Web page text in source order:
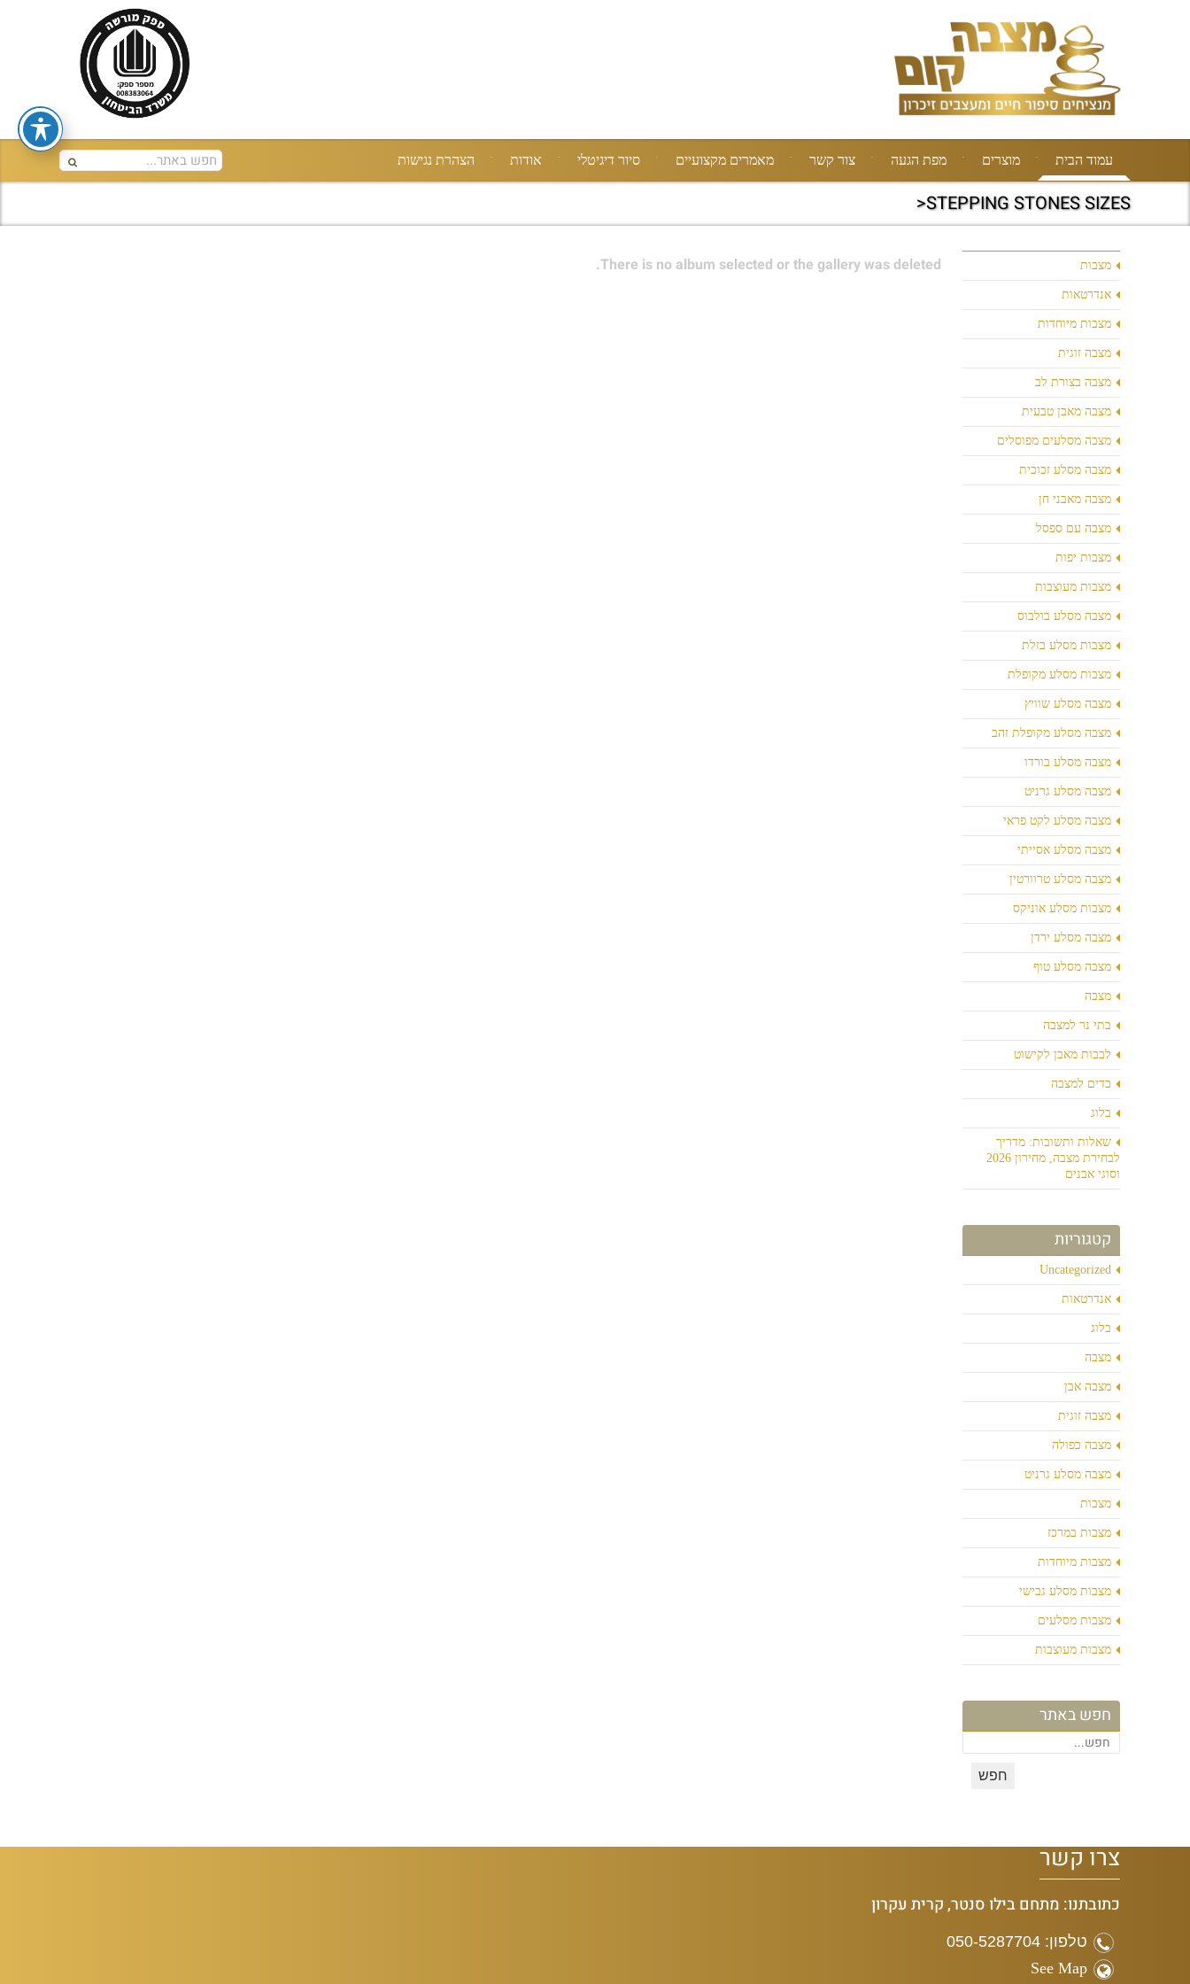
עמוד הבית מוצרים מפת הגעה צור קשר מאמרים מקצועיים סיור דיגיטלי אודות הצהרת נגישות
STEPPING STONES SIZES<
מצבות
אנדרטאות
מצבות מיוחדות
מצבה זוגית
מצבה בצורת לב
מצבה מאבן טבעית
מצבה מסלעים מפוסלים
מצבה מסלע זכוכית
מצבה מאבני חן
מצבה עם ספסל
מצבות יפות
מצבות מעוצבות
מצבה מסלע בולבוס
מצבות מסלע בזלת
מצבות מסלע מקופלת
מצבה מסלע שוויץ
מצבה מסלע מקופלת זהב
מצבה מסלע בורדו
מצבה מסלע גרניט
מצבה מסלע לקט פראי
מצבה מסלע אסייתי
מצבה מסלע טרוורטין
מצבות מסלע אוניקס
מצבה מסלע ירדן
מצבה מסלע טוף
מצבה
בתי נר למצבה
לבבות מאבן לקישוט
כדים למצבה
בלוג
שאלות ותשובות: מדריך
לבחירת מצבה, מחירון 2026
וסוגי אבנים
קטגוריות
Uncategorized
אנדרטאות
בלוג
מצבה
מצבה אבן
מצבה זוגית
מצבה כפולה
מצבה מסלע גרניט
מצבות
מצבות במרכז
מצבות מיוחדות
מצבות מסלע גבישי
מצבות מסלעים
מצבות מעוצבות
חפש באתר
There is no album selected or the gallery was deleted.
צרו קשר
כתובתנו: מתחם בילו סנטר, קרית עקרון
טלפון: 050-5287704
See Map